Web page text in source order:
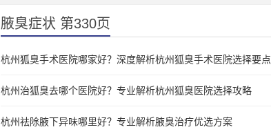
腋臭症状 第330页
杭州狐臭手术医院哪家好？深度解析杭州狐臭手术医院选择要点
杭州治狐臭去哪个医院好？专业解析杭州狐臭医院选择攻略
杭州祛除腋下异味哪里好？专业解析腋臭治疗优选方案